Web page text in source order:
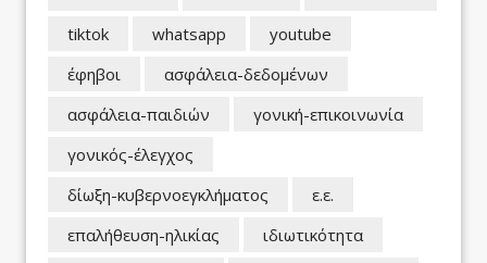
tiktok
whatsapp
youtube
έφηβοι
ασφάλεια-δεδομένων
ασφάλεια-παιδιών
γονική-επικοινωνία
γονικός-έλεγχος
δίωξη-κυβερνοεγκλήματος
ε.ε.
επαλήθευση-ηλικίας
ιδιωτικότητα